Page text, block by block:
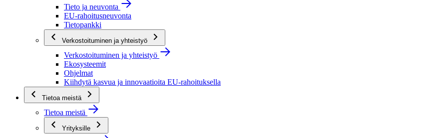
Tieto ja neuvonta
EU-rahoitusneuvonta
Tietopankki
Verkostoituminen ja yhteistyö
Verkostoituminen ja yhteistyö
Ekosysteemit
Ohjelmat
Kiihdytä kasvua ja innovaatioita EU-rahoituksella
Tietoa meistä
Tietoa meistä
Yrityksille